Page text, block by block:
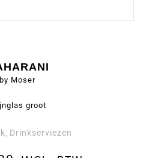
by Moser
groot
, Drinkserviezen